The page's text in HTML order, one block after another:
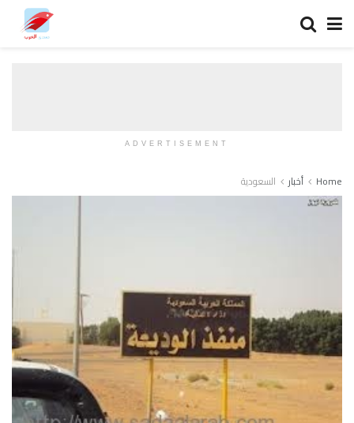
ADVERTISEMENT
Home أخبار السعودية